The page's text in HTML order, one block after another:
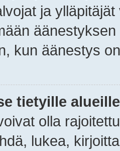
ja
kun äänestys
tietyille
olla
lukea,